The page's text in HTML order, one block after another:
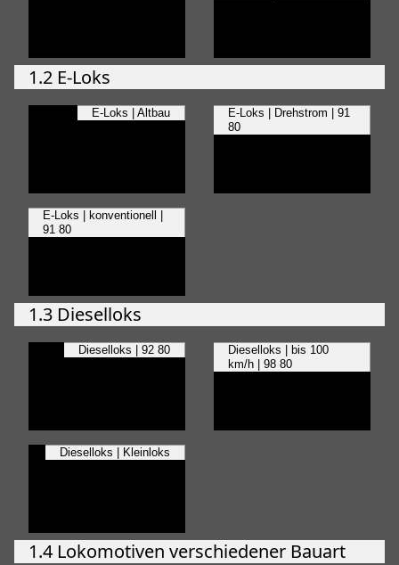
1.2 E-Loks
E-Loks | Altbau
E-Loks | Drehstrom | 91
80
E-Loks | konventionell |
91 80
1.3 Dieselloks
Dieselloks | 92 80
Dieselloks | bis 100
km/h | 98 80
Dieselloks | Kleinloks
1.4 Lokomotiven verschiedener Bauart